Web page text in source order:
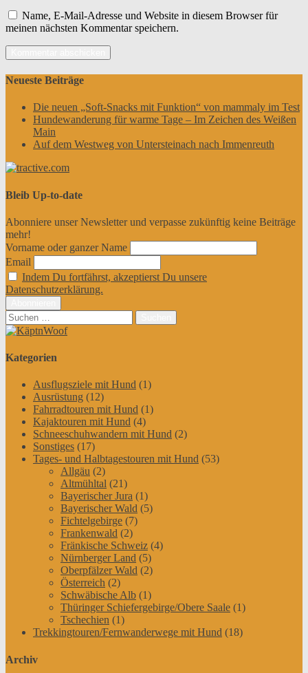
Name, E-Mail-Adresse und Website in diesem Browser für
meinen nächsten Kommentar speichern.
Neueste Beiträge
Die neuen „Soft-Snacks mit Funktion“ von mammaly im Test
Hundewanderung für warme Tage – Im Zeichen des Weißen
Main
Auf dem Westweg von Untersteinach nach Immenreuth
Bleib Up-to-date
Abonniere unser Newsletter und verpasse zukünftig keine Beiträge
mehr!
Vorname oder ganzer Name
Email
Indem Du fortfährst, akzeptierst Du unsere
Datenschutzerklärung.
Suchen
nach:
Kategorien
Ausflugsziele mit Hund (1)
Ausrüstung (12)
Fahrradtouren mit Hund (1)
Kajaktouren mit Hund (4)
Schneeschuhwandern mit Hund (2)
Sonstiges (17)
Tages- und Halbtagestouren mit Hund (53)
Allgäu (2)
Altmühltal (21)
Bayerischer Jura (1)
Bayerischer Wald (5)
Fichtelgebirge (7)
Frankenwald (2)
Fränkische Schweiz (4)
Nürnberger Land (5)
Oberpfälzer Wald (2)
Österreich (2)
Schwäbische Alb (1)
Thüringer Schiefergebirge/Obere Saale (1)
Tschechien (1)
Trekkingtouren/Fernwanderwege mit Hund (18)
Archiv